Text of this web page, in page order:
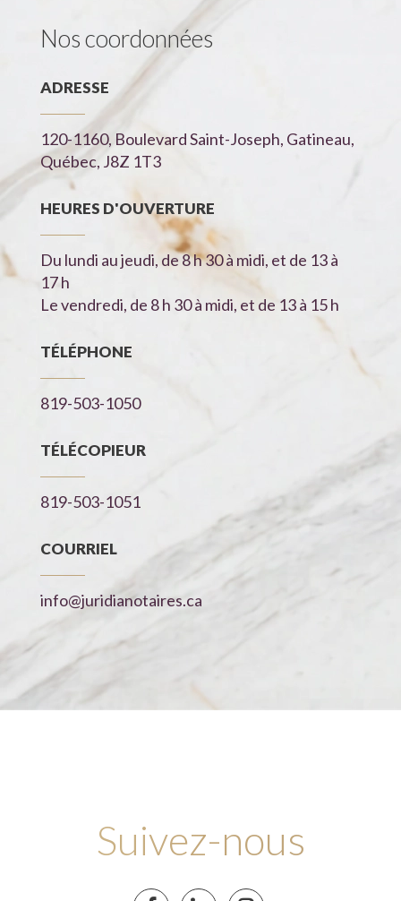
Nos coordonnées
ADRESSE
120-1160, Boulevard Saint-Joseph, Gatineau,
Québec, J8Z 1T3
HEURES D'OUVERTURE
Du lundi au jeudi, de 8 h 30 à midi, et de 13 à
17 h
Le vendredi, de 8 h 30 à midi, et de 13 à 15 h
TÉLÉPHONE
819-503-1050
TÉLÉCOPIEUR
819-503-1051
COURRIEL
info@juridianotaires.ca
Suivez-nous